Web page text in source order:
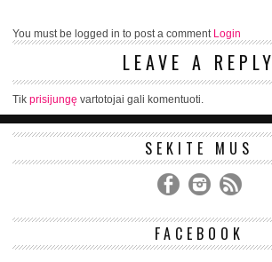
You must be logged in to post a comment Login
LEAVE A REPLY
Tik prisijungę vartotojai gali komentuoti.
SEKITE MUS
FACEBOOK